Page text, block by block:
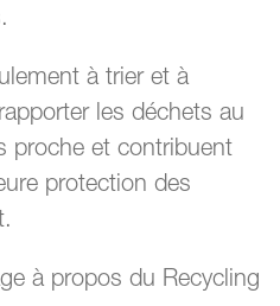
à trier et à
les déchets au
proche et contribuent
protection des
à propos du Recycling